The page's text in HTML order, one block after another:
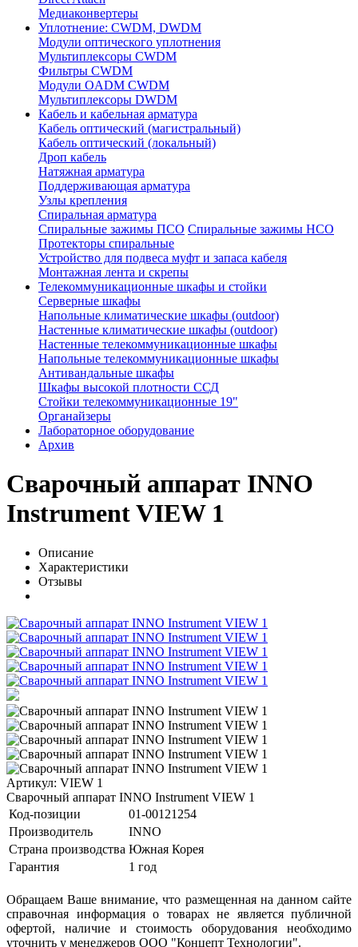
Медиаконвертеры
Уплотнение: CWDM, DWDM
Модули оптического уплотнения
Мультиплексоры CWDM
Фильтры CWDM
Модули OADM CWDM
Мультиплексоры DWDM
Кабель и кабельная арматура
Кабель оптический (магистральный)
Кабель оптический (локальный)
Дроп кабель
Натяжная арматура
Поддерживающая арматура
Узлы крепления
Спиральная арматура
Спиральные зажимы ПСО Спиральные зажимы НСО
Протекторы спиральные
Устройство для подвеса муфт и запаса кабеля
Монтажная лента и скрепы
Телекоммуникационные шкафы и стойки
Серверные шкафы
Напольные климатические шкафы (outdoor)
Настенные климатические шкафы (outdoor)
Настенные телекоммуникационные шкафы
Напольные телекоммуникационные шкафы
Антивандальные шкафы
Шкафы высокой плотности ССД
Стойки телекоммуникационные 19"
Органайзеры
Лабораторное оборудование
Архив
Сварочный аппарат INNO
Instrument VIEW 1
Описание
Характеристики
Отзывы
Артикул: VIEW 1
Сварочный аппарат INNO Instrument VIEW 1
Код-позиции
01-00121254
Производитель
INNO
Страна производства Южная Корея
Гарантия
1 год
Обращаем Ваше внимание, что размещенная на данном сайте
справочная информация о товарах не является публичной
офертой, наличие и стоимость оборудования необходимо
уточнить у менеджеров ООО "Концепт Технологии".